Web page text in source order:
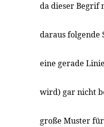
da dieser Begrif
daraus folgende
eine gerade
wird) gar nicht
große Muster